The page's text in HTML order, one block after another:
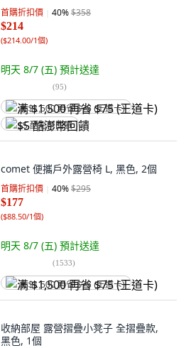
首購折扣價 40%$358
$214
($214.00/1個)
明天 8/7 (五) 預計送達
(95)
满 $1,500 再省 $75 (王道卡)
$5 酷澎幣回饋
comet 便攜戶外露營椅 L, 黑色, 2個
首購折扣價 40%$295
$177
($88.50/1個)
明天 8/7 (五) 預計送達
(1533)
满 $1,500 再省 $75 (王道卡)
收納部屋 露營摺疊小凳子 全摺疊款,
黑色, 1個